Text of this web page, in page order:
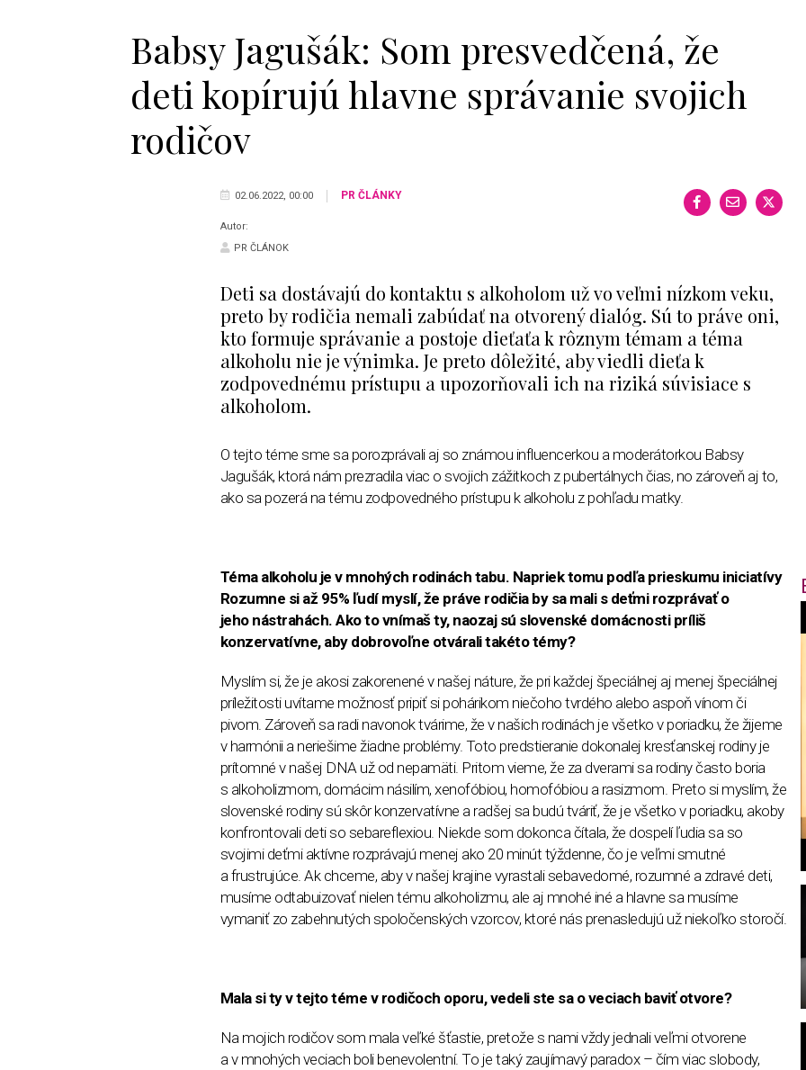
Babsy Jagušák: Som presvedčená, že
deti kopírujú hlavne správanie svojich
rodičov
02.06.2022, 00:00 PR ČLÁNKY
Autor:
PR ČLÁNOK
Deti sa dostávajú do kontaktu s alkoholom už vo veľmi nízkom veku,
preto by rodičia nemali zabúdať na otvorený dialóg. Sú to práve oni,
kto formuje správanie a postoje dieťaťa k rôznym témam a téma
alkoholu nie je výnimka. Je preto dôležité, aby viedli dieťa k
zodpovednému prístupu a upozorňovali ich na riziká súvisiace s
alkoholom.
O tejto téme sme sa porozprávali aj so známou influencerkou a moderátorkou Babsy
Jagušák, ktorá nám prezradila viac o svojich zážitkoch z pubertálnych čias, no zároveň aj to,
ako sa pozerá na tému zodpovedného prístupu k alkoholu z pohľadu matky.
Téma alkoholu je v mnohých rodinách tabu. Napriek tomu podľa prieskumu iniciatívy
Rozumne si až 95% ľudí myslí, že práve rodičia by sa mali s deťmi rozprávať o
jeho nástrahách. Ako to vnímaš ty, naozaj sú slovenské domácnosti príliš
konzervatívne, aby dobrovoľne otvárali takéto témy?
Myslím si, že je akosi zakorenené v našej náture, že pri každej špeciálnej aj menej špeciálnej
príležitosti uvítame možnosť pripiť si pohárikom niečoho tvrdého alebo aspoň vínom či
pivom. Zároveň sa radi navonok tvárime, že v našich rodinách je všetko v poriadku, že žijeme
v harmónii a neriešime žiadne problémy. Toto predstieranie dokonalej kresťanskej rodiny je
prítomné v našej DNA už od nepamäti. Pritom vieme, že za dverami sa rodiny často boria
s alkoholizmom, domácim násilím, xenofóbiou, homofóbiou a rasizmom. Preto si myslím, že
slovenské rodiny sú skôr konzervatívne a radšej sa budú tváriť, že je všetko v poriadku, akoby
konfrontovali deti so sebareflexiou. Niekde som dokonca čítala, že dospelí ľudia sa so
svojimi deťmi aktívne rozprávajú menej ako 20 minút týždenne, čo je veľmi smutné
a frustrujúce. Ak chceme, aby v našej krajine vyrastali sebavedomé, rozumné a zdravé deti,
musíme odtabuizovať nielen tému alkoholizmu, ale aj mnohé iné a hlavne sa musíme
vymaniť zo zabehnutých spoločenských vzorcov, ktoré nás prenasledujú už niekoľko storočí.
Mala si ty v tejto téme v rodičoch oporu, vedeli ste sa o veciach baviť otvore?
Na mojich rodičov som mala veľké šťastie, pretože s nami vždy jednali veľmi otvorene
a v mnohých veciach boli benevolentní. To je taký zaujímavý paradox – čím viac slobody,
f
s